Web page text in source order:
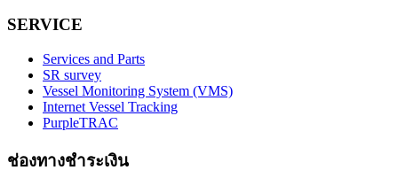
SERVICE
Services and Parts
SR survey
Vessel Monitoring System (VMS)
Internet Vessel Tracking
PurpleTRAC
ช่องทางชำระเงิน